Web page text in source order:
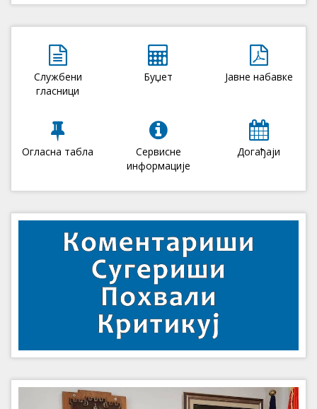
Службени
гласници
Буџет Јавне набавке
Огласна табла
Сервисне
информације
Догађаји